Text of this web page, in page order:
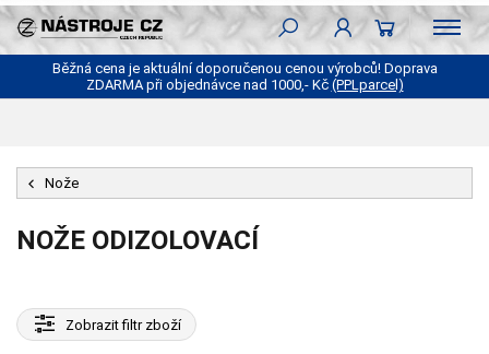
Běžná cena je aktuální doporučenou cenou výrobců! Doprava
ZDARMA při objednávce nad 1000,- Kč (PPLparcel)
Nože
NOŽE ODIZOLOVACÍ
Zobrazitfiltr zboží